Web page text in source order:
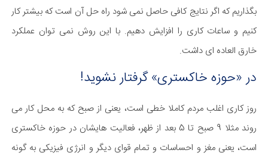
بگذاریم که اگر نتایج کافی حاصل نمی شود راه حل آن است که بیشتر کار
کنیم و ساعات کاری را افزایش دهیم. با این روش نمی توان عملکرد
خارق العاده ای داشت.
در «حوزه خاکستری» گرفتار نشوید!
روز کاری اغلب مردم کاملا خطی است، یعنی از صبح که به محل کار می
روند مثلا 9 صبح تا 5 بعد از ظهر، فعالیت هایشان در حوزه خاکستری
است، یعنی مغز و احساسات و تمام قوای دیگر و انرژی فیزیکی به گونه